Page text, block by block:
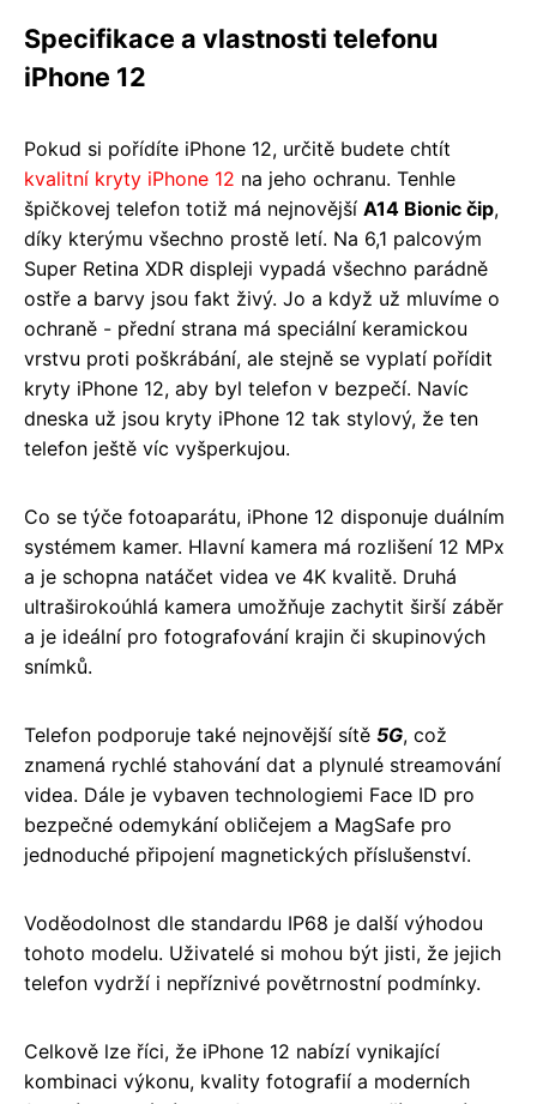
Specifikace a vlastnosti telefonu
iPhone 12
Pokud si pořídíte iPhone 12, určitě budete chtít
kvalitní kryty iPhone 12 na jeho ochranu. Tenhle
špičkovej telefon totiž má nejnovější A14 Bionic čip,
díky kterýmu všechno prostě letí. Na 6,1 palcovým
Super Retina XDR displeji vypadá všechno parádně
ostře a barvy jsou fakt živý. Jo a když už mluvíme o
ochraně - přední strana má speciální keramickou
vrstvu proti poškrábání, ale stejně se vyplatí pořídit
kryty iPhone 12, aby byl telefon v bezpečí. Navíc
dneska už jsou kryty iPhone 12 tak stylový, že ten
telefon ještě víc vyšperkujou.
Co se týče fotoaparátu, iPhone 12 disponuje duálním
systémem kamer. Hlavní kamera má rozlišení 12 MPx
a je schopna natáčet videa ve 4K kvalitě. Druhá
ultraširokoúhlá kamera umožňuje zachytit širší záběr
a je ideální pro fotografování krajin či skupinových
snímků.
Telefon podporuje také nejnovější sítě 5G, což
znamená rychlé stahování dat a plynulé streamování
videa. Dále je vybaven technologiemi Face ID pro
bezpečné odemykání obličejem a MagSafe pro
jednoduché připojení magnetických příslušenství.
Voděodolnost dle standardu IP68 je další výhodou
tohoto modelu. Uživatelé si mohou být jisti, že jejich
telefon vydrží i nepříznivé povětrnostní podmínky.
Celkově lze říci, že iPhone 12 nabízí vynikající
kombinaci výkonu, kvality fotografií a moderních